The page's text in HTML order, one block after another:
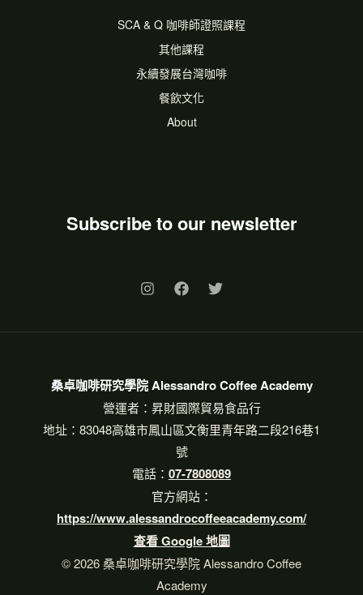
SCA & Q 咖啡師證照課程
其他課程
永續發展台灣咖啡
餐飲文化
About
Subscribe to our newsletter
桑卓咖啡研究學院 Alessandro Coffee Academy
營運者：昇財國際貿易食品行
地址：83048高雄市鳳山區文衡里青年路二段216巷1
號
電話： 07-7808089
官方網站：
https://www.alessandrocoffeeacademy.com/
查看 Google 地圖
© 2026 桑卓咖啡研究學院 Alessandro Coffee
Academy